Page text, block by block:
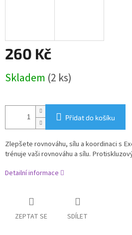
260 Kč
cena:
Skladem (2 ks)
Přidat do košíku
Zlepšete rovnováhu, sílu a koordinaci s
trénuje vaši rovnováhu a sílu.
Detailní informace
ZEPTAT SE SDÍLET